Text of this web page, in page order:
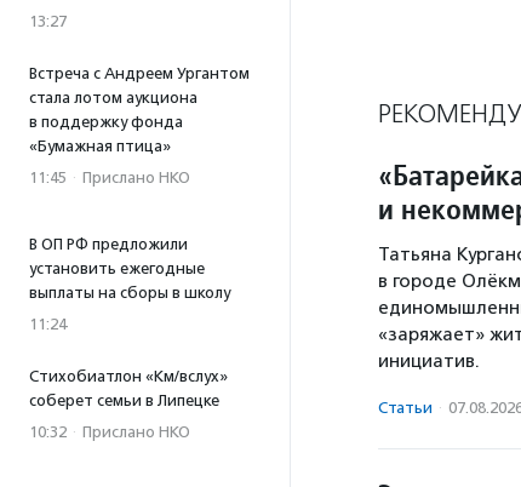
13:27
Встреча с Андреем Ургантом
стала лотом аукциона
в поддержку фонда
«Бумажная птица»
11:45 · Прислано НКО
В ОП РФ предложили
установить ежегодные
выплаты на сборы в школу
11:24
Стихобиатлон «Км/вслух»
соберет семьи в Липецке
10:32 · Прислано НКО
и
Татьяна
в городе
«заряжает»
инициатив.
Статьи ·